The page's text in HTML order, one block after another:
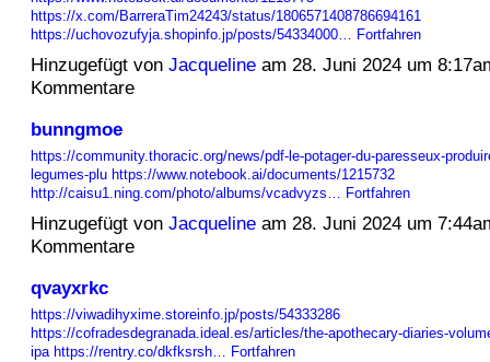
https://x.com/BarreraTim24243/status/1806571408786694161
https://uchovozufyja.shopinfo.jp/posts/54334000… Fortfahren
Hinzugefügt von Jacquelineam 28. Juni 2024 um
Kommentare
bunngmoe
https://community.thoracic.org/news/pdf-le-potager-du-paresseux-
legumes-plu https://www.notebook.ai/documents/1215732
http://caisu1.ning.com/photo/albums/vcadvyzs… Fortfahren
Hinzugefügt von Jacquelineam 28. Juni 2024 um
Kommentare
qvayxrkc
https://viwadihyxime.storeinfo.jp/posts/54333286
https://cofradesdegranada.ideal.es/articles/the-apothecary-diaries-
ipa https://rentry.co/dkfksrsh… Fortfahren